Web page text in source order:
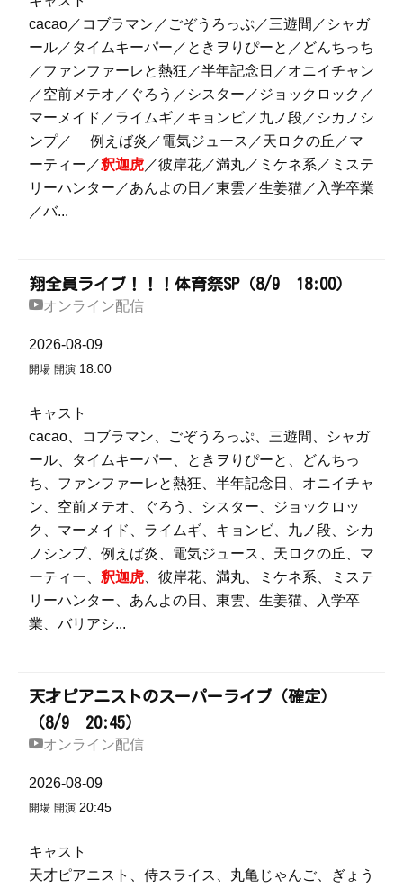
cacao／コブラマン／ごぞうろっぷ／三遊間／シャガ
ール／タイムキーパー／ときヲりぴーと／どんちっち
／ファンファーレと熱狂／半年記念日／オニイチャン
／空前メテオ／ぐろう／シスター／ジョックロック／
マーメイド／ライムギ／キョンビ／九ノ段／シカノシ
ンプ／ 例えば炎／電気ジュース／天ロクの丘／マ
ーティー／釈迦虎 ／彼岸花／満丸／ミケネ系／ミステ
リーハンター／あんよの日／東雲／生姜猫／入学卒業
／バ...
翔全員ライブ！！！体育祭SP（8/9 18:00）
オンライン配信
2026-08-09
開場 開演 18:00
キャスト
cacao、コブラマン、ごぞうろっぷ、三遊間、シャガ
ール、タイムキーパー、ときヲりぴーと、どんちっ
ち、ファンファーレと熱狂、半年記念日、オニイチャ
ン、空前メテオ、ぐろう、シスター、ジョックロッ
ク、マーメイド、ライムギ、キョンビ、九ノ段、シカ
ノシンプ、例えば炎、電気ジュース、天ロクの丘、マ
ーティー、 釈迦虎 、彼岸花、満丸、ミケネ系、ミステ
リーハンター、あんよの日、東雲、生姜猫、入学卒
業、バリアシ...
天才ピアニストのスーパーライブ（確定）
（8/9 20:45）
オンライン配信
2026-08-09
開場 開演 20:45
キャスト
天才ピアニスト、侍スライス、丸亀じゃんご、ぎょう